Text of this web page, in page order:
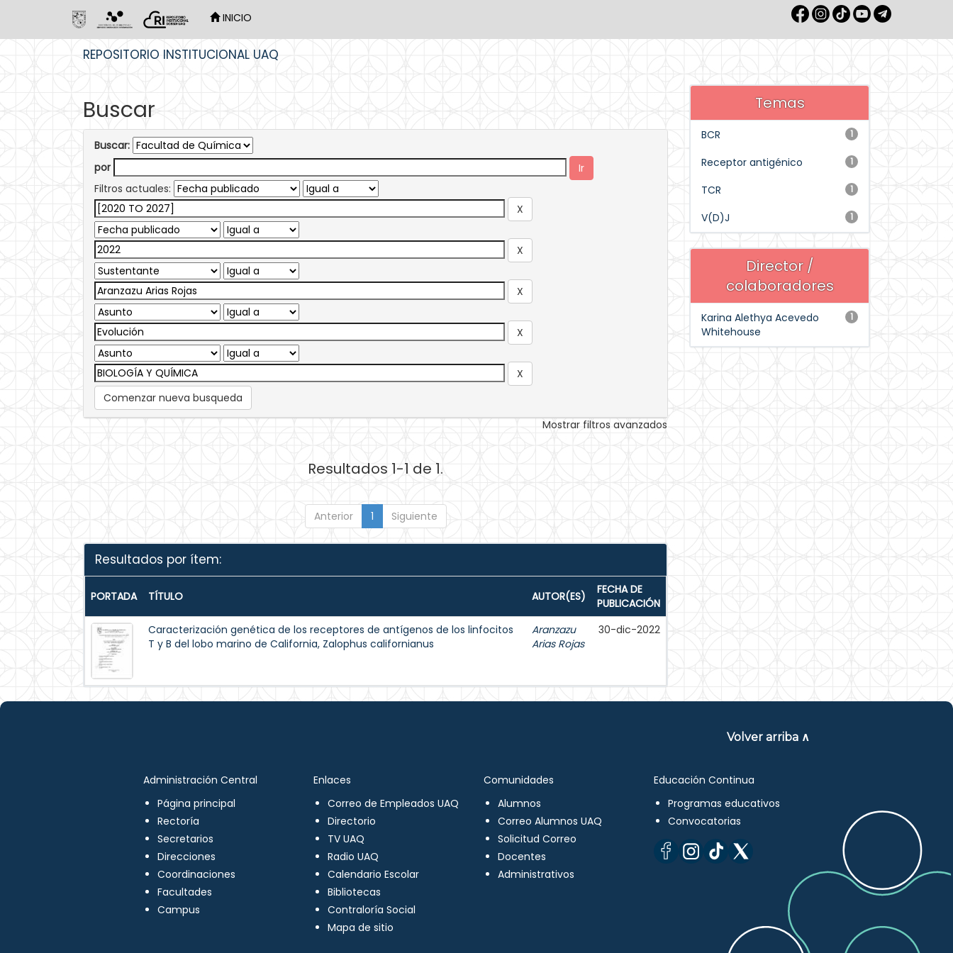
INICIO
REPOSITORIO INSTITUCIONAL UAQ
Buscar
Buscar:
por
Filtros actuales:
Comenzar nueva busqueda
Mostrar filtros avanzados
Resultados 1-1 de 1.
Anterior 1 Siguiente
Resultados por ítem:
PORTADA TÍTULO AUTOR(ES)
FECHA DE
PUBLICACIÓN
Caracterización genética de los receptores de antígenos de los linfocitos
T y B del lobo marino de California, Zalophus californianus
Aranzazu
Arias Rojas
30-dic-2022
Temas
1
BCR
1
Receptor antigénico
1
TCR
1
V(D)J
Director /
colaboradores
1
Karina Alethya Acevedo
Whitehouse
Volver arriba ∧
Administración Central
Página principal
Rectoría
Secretarios
Direcciones
Coordinaciones
Facultades
Campus
Enlaces
Correo de Empleados UAQ
Directorio
TV UAQ
Radio UAQ
Calendario Escolar
Bibliotecas
Contraloría Social
Mapa de sitio
Comunidades
Alumnos
Correo Alumnos UAQ
Solicitud Correo
Docentes
Administrativos
Educación Continua
Programas educativos
Convocatorias